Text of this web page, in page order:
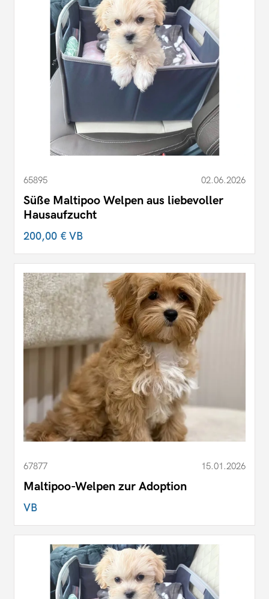
65895 02.06.2026
Süße Maltipoo Welpen aus liebevoller
Hausaufzucht
200,00 €VB
67877 15.01.2026
Maltipoo-Welpen zur Adoption
VB